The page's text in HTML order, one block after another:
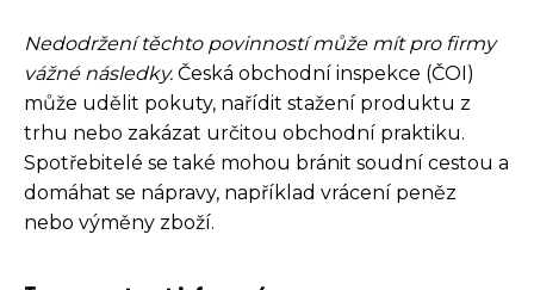
Nedodržení těchto povinností může mít pro firmy
vážné následky. Česká obchodní inspekce (ČOI)
může udělit pokuty, nařídit stažení produktu z
trhu nebo zakázat určitou obchodní praktiku.
Spotřebitelé se také mohou bránit soudní cestou a
domáhat se nápravy, například vrácení peněz
nebo výměny zboží.